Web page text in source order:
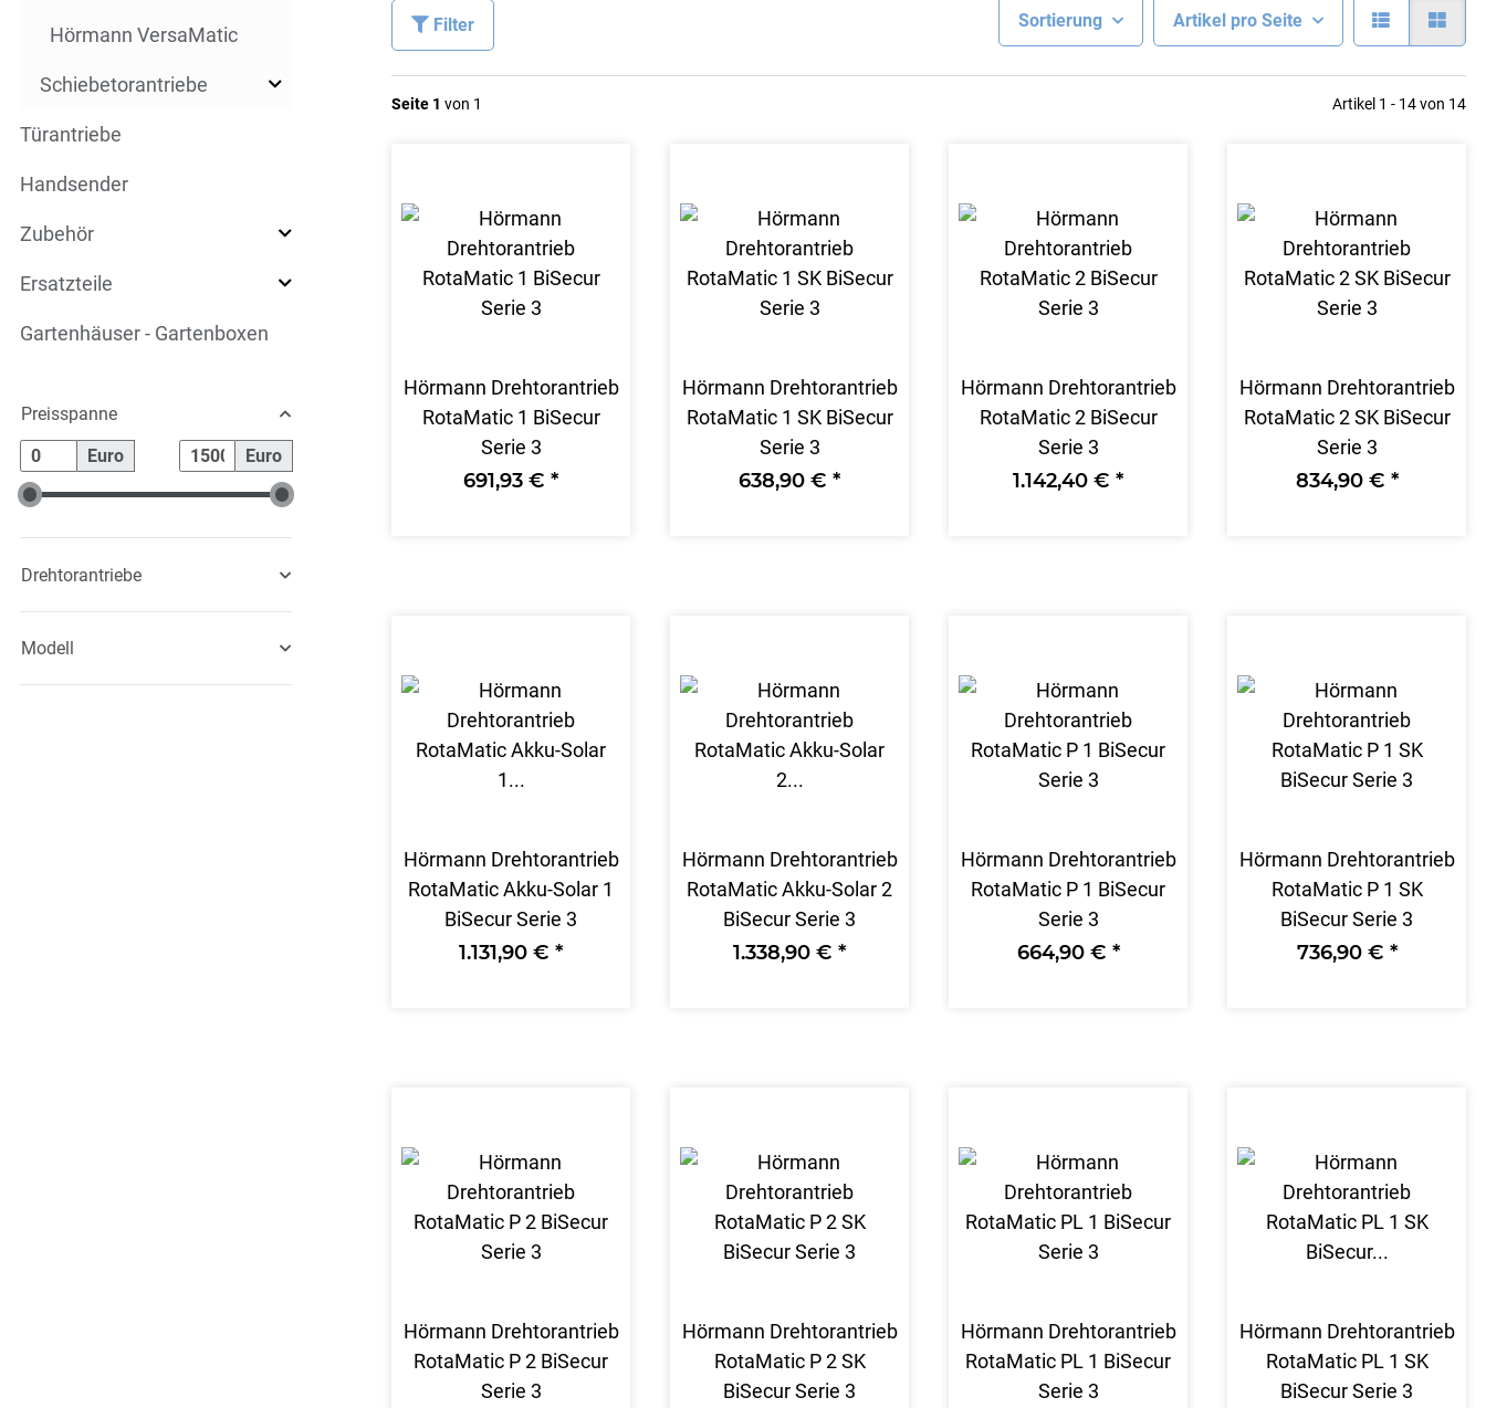
Sortierung Artikel pro Seite
Filter
Seite 1 von 1 Artikel 1 - 14 von 14
Hörmann Drehtorantrieb
RotaMatic 1 BiSecur
Serie 3
691,93 € *
Hörmann Drehtorantrieb
RotaMatic 1 SK BiSecur
Serie 3
638,90 € *
Hörmann Drehtorantrieb
RotaMatic 2 BiSecur
Serie 3
1.142,40 € *
Hörmann Drehtorantrieb
RotaMatic 2 SK BiSecur
Serie 3
834,90 € *
Hörmann Drehtorantrieb
RotaMatic Akku-Solar 1
BiSecur Serie 3
1.131,90 € *
Hörmann Drehtorantrieb
RotaMatic Akku-Solar 2
BiSecur Serie 3
1.338,90 € *
Hörmann Drehtorantrieb
RotaMatic P 1 BiSecur
Serie 3
664,90 € *
Hörmann Drehtorantrieb
RotaMatic P 1 SK
BiSecur Serie 3
736,90 € *
Hörmann Drehtorantrieb
RotaMatic P 2 BiSecur
Serie 3
Hörmann Drehtorantrieb
RotaMatic P 2 SK
BiSecur Serie 3
Hörmann Drehtorantrieb
RotaMatic PL 1 BiSecur
Serie 3
Hörmann Drehtorantrieb
RotaMatic PL 1 SK
BiSecur Serie 3
Hörmann VersaMatic
Schiebetorantriebe
Türantriebe
Handsender
Zubehör
Ersatzteile
Gartenhäuser - Gartenboxen
Preisspanne
Euro Euro
Drehtorantriebe
Modell